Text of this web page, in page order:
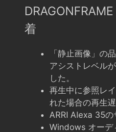
着
「静止画像」の
アシストレベル
した。
再生中に参照レ
れた場合の再生
ARRI Alexa 35の
Windows オーデ